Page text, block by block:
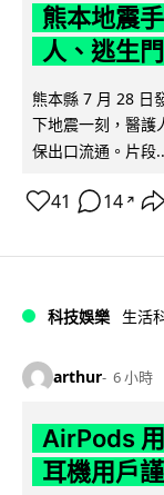
熊本地震
人、逃生
熊本縣 7 月 28 日
下地震一刻，醫護
保出口流通。片段
41 14 ↗
科技娛樂 生活
arthur 6 小時
AirPods
耳機用戶